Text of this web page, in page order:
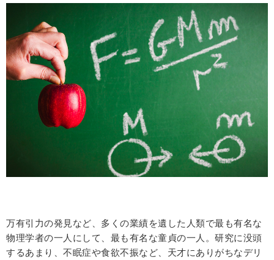
万有引力の発見など、多くの業績を遺した人類で最も有名な
物理学者の一人にして、最も有名な童貞の一人。研究に没頭
するあまり、不眠症や食欲不振など、天才にありがちなデリ